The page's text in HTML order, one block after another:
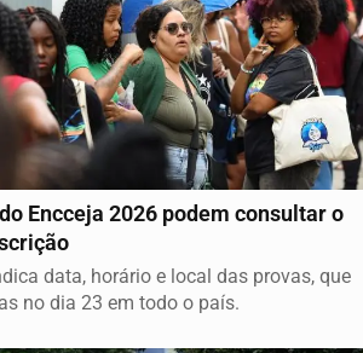
Encceja 2026 podem consultar o
data, horário e local das provas, que
no dia 23 em todo o país.